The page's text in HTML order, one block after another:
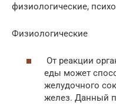
физиологические,
Физиологические
От реакции
еды может
желудочного
желез. Данный